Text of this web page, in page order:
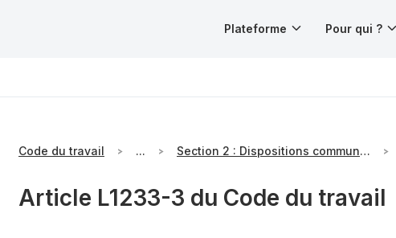
Plateforme Pour qui ?
Code du travail ... Section 2 : Dispositions communes
Article L1233-3 du Code du travail